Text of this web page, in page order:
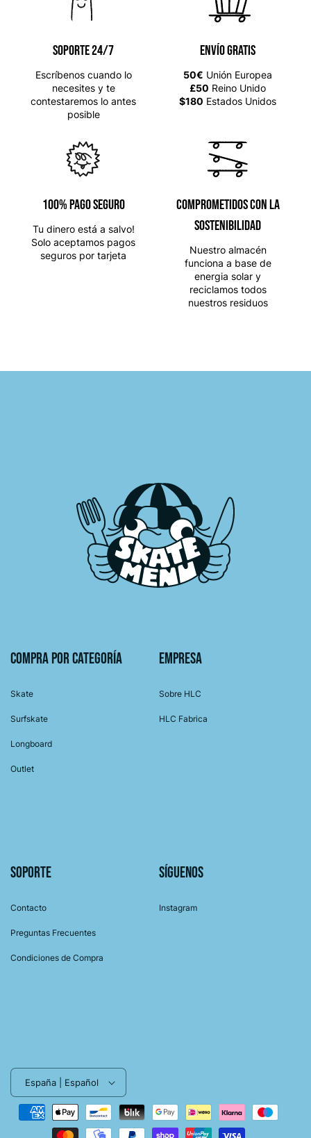
SOPORTE 24/7
Escríbenos cuando lo
necesites y te
contestaremos lo antes
posible
Envío gratis
50€ Unión Europea
£50 Reino Unido
$180 Estados Unidos
100% PAGO SEGURO
Tu dinero está a salvo!
Solo aceptamos pagos
seguros por tarjeta
Comprometidos con la
sostenibilidad
Nuestro almacén
funciona a base de
energia solar y
reciclamos todos
nuestros residuos
Compra por categoría
Skate
Surfskate
Longboard
Outlet
Empresa
Sobre HLC
HLC Fabrica
Soporte
Contacto
Preguntas Frecuentes
Condiciones de Compra
Síguenos
Instagram
España | Español
Formas